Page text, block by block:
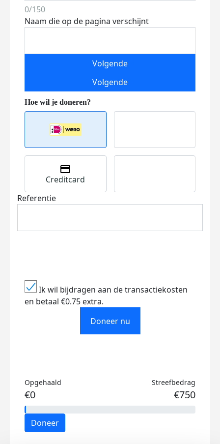
0/150
Naam die op de pagina verschijnt
Volgende
Volgende
Creditcard
Referentie
Ik wil bijdragen aan de transactiekosten
en betaal €0.75 extra.
Doneer nu
Opgehaald
€0
Streefbedrag
€750
Doneer